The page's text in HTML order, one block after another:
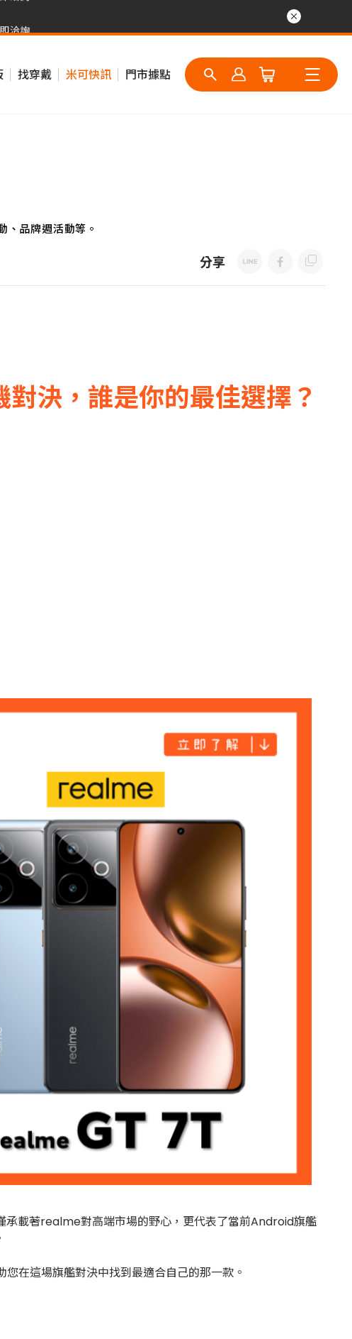
洽詢
找穿戴 米可快訊 門市據點
、品牌週活動等。
分享
決，誰是你的最佳選擇？
載著realme對高端市場的野心，更代表了當前Android旗艦
在這場旗艦對決中找到最適合自己的那一款。